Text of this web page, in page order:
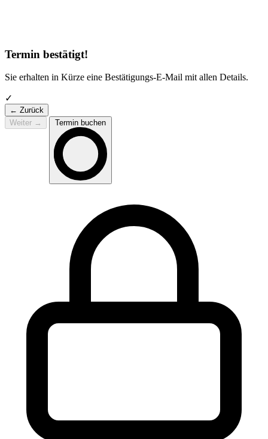
Termin bestätigt!
Sie erhalten in Kürze eine Bestätigungs-E-Mail mit allen Details.
✓
← Zurück
Weiter → Termin buchen